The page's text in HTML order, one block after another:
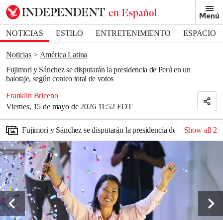
Menú
NOTICIAS ESTILO ENTRETENIMIENTO
ESPACIO
DEPORTES
Noticias
América Latina
Fujimori y Sánchez se disputarán la presidencia de Perú en un
balotaje, según conteo total de votos
Franklin Briceno
Viernes, 15 de mayo de 2026 11:52 EDT
Bookmark popover
Removed from bookmarks
Close popover
Fujimori y Sánchez se disputarán la presidencia de Perú en un
Show all 2